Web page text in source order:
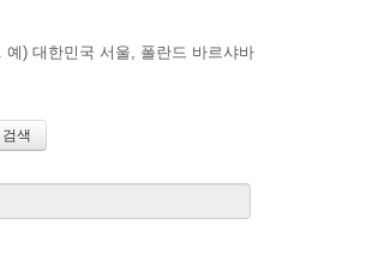
) 대한민국 서울, 폴란드 바르샤바